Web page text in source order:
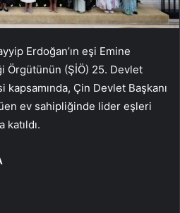
Erdoğan’ın eşi Emine
Örgütünün (ŞİÖ) 25. Devlet
kapsamında, Çin Devlet Başkanı
ev sahipliğinde lider eşleri